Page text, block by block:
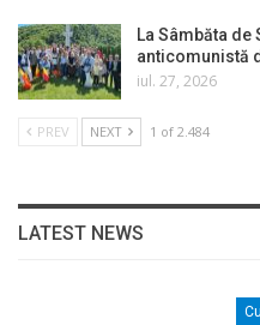
La Sâmbăta
anticomunistă
iul. 27, 2026
PREV NEXT 1 of 2.484
LATEST NEWS